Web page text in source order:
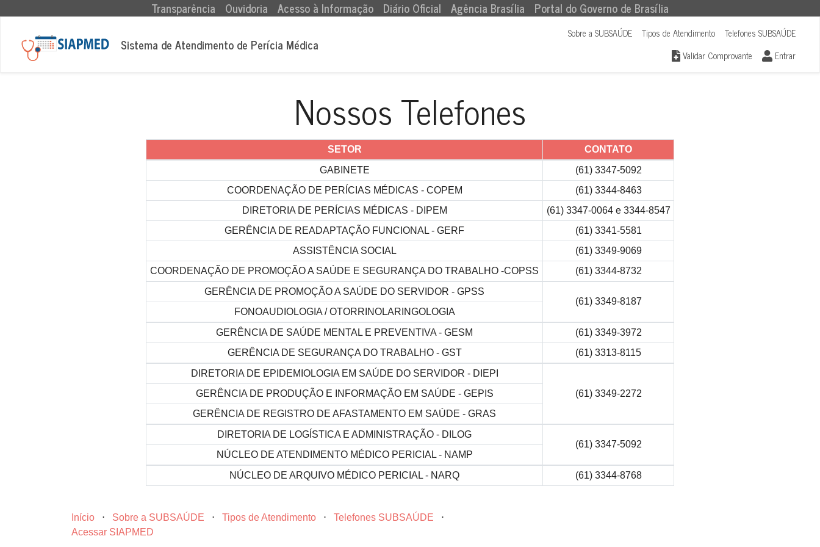
Transparência (current)
Ouvidoria Acesso à Informação Diário Oficial Agência Brasília Portal do Governo de Brasília
Sistema de Atendimento de Perícia Médica
Sobre a SUBSAÚDE Tipos de Atendimento
Telefones SUBSAÚDE
Validar Comprovante
Entrar
Nossos Telefones
SETOR
CONTATO
GABINETE
(61) 3347-5092
COORDENAÇÃO DE PERÍCIAS MÉDICAS - COPEM
(61) 3344-8463
DIRETORIA DE PERÍCIAS MÉDICAS - DIPEM
(61) 3347-0064 e 3344-8547
GERÊNCIA DE READAPTAÇÃO FUNCIONAL - GERF
(61) 3341-5581
ASSISTÊNCIA SOCIAL
(61) 3349-9069
COORDENAÇÃO DE PROMOÇÃO A SAÚDE E SEGURANÇA DO TRABALHO -COPSS
(61) 3344-8732
GERÊNCIA DE PROMOÇÃO A SAÚDE DO SERVIDOR - GPSS
(61) 3349-8187
FONOAUDIOLOGIA / OTORRINOLARINGOLOGIA
GERÊNCIA DE SAÚDE MENTAL E PREVENTIVA - GESM
(61) 3349-3972
GERÊNCIA DE SEGURANÇA DO TRABALHO - GST
(61) 3313-8115
DIRETORIA DE EPIDEMIOLOGIA EM SAÚDE DO SERVIDOR - DIEPI
(61) 3349-2272
GERÊNCIA DE PRODUÇÃO E INFORMAÇÃO EM SAÚDE - GEPIS
GERÊNCIA DE REGISTRO DE AFASTAMENTO EM SAÚDE - GRAS
DIRETORIA DE LOGÍSTICA E ADMINISTRAÇÃO - DILOG
(61) 3347-5092
NÚCLEO DE ATENDIMENTO MÉDICO PERICIAL - NAMP
NÚCLEO DE ARQUIVO MÉDICO PERICIAL - NARQ
(61) 3344-8768
Início ⋅ Sobre a SUBSAÚDE ⋅ Tipos de Atendimento ⋅ Telefones SUBSAÚDE
⋅
Acessar SIAPMED